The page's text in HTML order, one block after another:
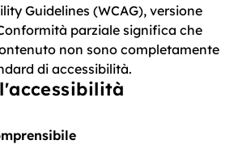
Guidelines (WCAG), versione
parziale significa che
non sono completamente
di accessibilità.